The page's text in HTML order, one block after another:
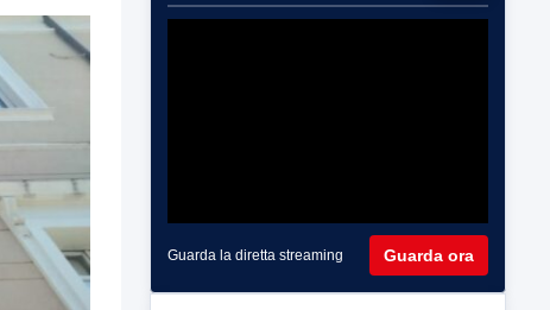
Guarda la diretta streaming Guarda ora